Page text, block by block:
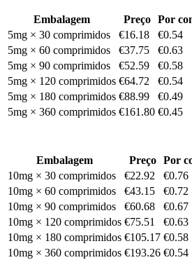
Embalagem Preço Por
5mg × 30 comprimidos
€16.18 €0.54
5mg × 60 comprimidos
€37.75 €0.63
5mg × 90 comprimidos
€52.59 €0.58
5mg × 120 comprimidos €64.72 €0.54
5mg × 180 comprimidos €88.99 €0.49
5mg × 360 comprimidos €161.80 €0.45
Embalagem Preço Por
10mg × 30 comprimidos
€22.92 €0.76
10mg × 60 comprimidos
€43.15 €0.72
10mg × 90 comprimidos
€60.68 €0.67
10mg × 120 comprimidos €75.51 €0.63
10mg × 180 comprimidos €105.17 €0.58
10mg × 360 comprimidos €193.26 €0.54